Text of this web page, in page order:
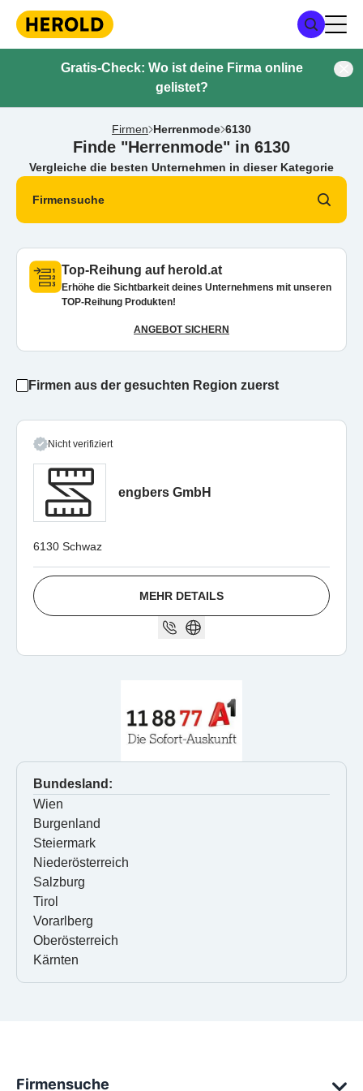
Gratis-Check: Wo ist deine Firma online
gelistet?
Firmen Herrenmode 6130
Finde "Herrenmode" in 6130
Vergleiche die besten Unternehmen in dieser Kategorie
Firmensuche
Top-Reihung auf herold.at
Erhöhe die Sichtbarkeit deines Unternehmens mit unseren
TOP-Reihung Produkten!
ANGEBOT SICHERN
Firmen aus der gesuchten Region zuerst
Nicht verifiziert
engbers GmbH
6130 Schwaz
MEHR DETAILS
Bundesland:
Wien
Burgenland
Steiermark
Niederösterreich
Salzburg
Tirol
Vorarlberg
Oberösterreich
Kärnten
Firmensuche